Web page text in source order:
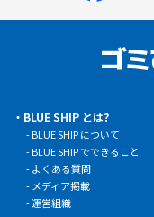
BLUE SHIP とは?
BLUE SHIP について
BLUE SHIP でできること
よくある質問
メディア掲載
運営組織